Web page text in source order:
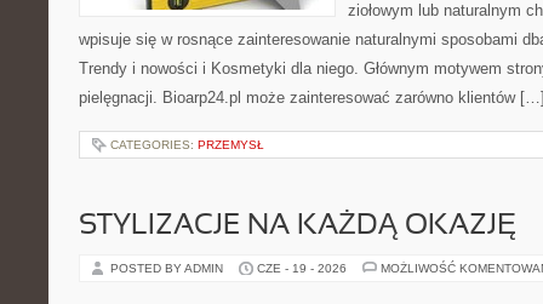
ziołowym lub naturalnym
wpisuje się w rosnące zainteresowanie naturalnymi sposobami
Trendy i nowości i Kosmetyki dla niego. Głównym motywem
pielęgnacji. Bioarp24.pl może zainteresować zarówno klientów
CATEGORIES: PRZEMYSŁ
STYLIZACJE NA KAŻDĄ OKAZJĘ
POSTED BY ADMIN CZE - 19 - 2026 MOŻLIWOŚĆ